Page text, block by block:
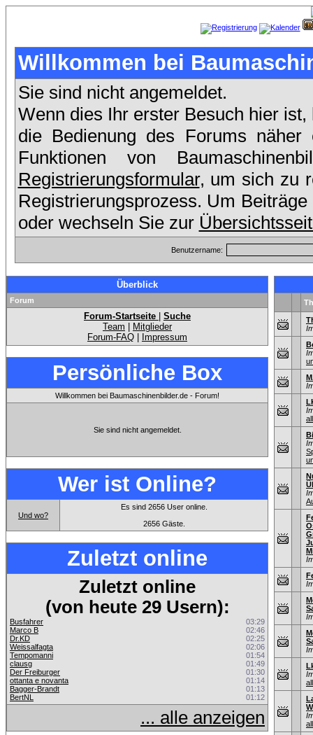
Willkommen bei
Sie sind nicht angemeldet.
Wenn dies Ihr erster Besuch hier
die Bedienung des Forums
Funktionen von
Registrierungsformular, um sich zu
Registrierungsprozess. Um
oder wechseln Sie zur
Benutzername:
Überblick
Forum
Forum-Startseite
Suche
Team
Mitglieder
Forum-FAQ
Impressum
Persönliche Box
Willkommen bei Baumaschinenbilder.de - Forum!
Sie sind nicht angemeldet.
Wer ist Online?
Und wo?
Es sind 2656 User online.
2656 Gäste.
Zuletzt online
Zuletzt online
(von heute 29 Usern):
Busfahrer
03:29
Marco B
02:46
Dr.KD
02:25
Weissalfagta
02:06
Tempomanni
01:54
clausg
01:49
Der Freiburger
01:30
ottanta e novanta
01:14
Bagger-Brandt
01:13
BertNL
01:12
... alle anzeigen